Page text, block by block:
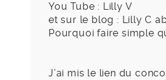
You Tube : Lilly V
et sur le blog : Lilly C
Pourquoi faire simple
J’ai mis le lien du